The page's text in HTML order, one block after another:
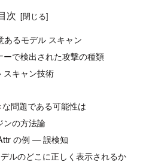
次
るモデル スキャン
で検出された攻撃の種類
スキャン技術
問題である可能性は
ンの方法論
の例 — 誤検知
ルのどこに正しく表示されるか